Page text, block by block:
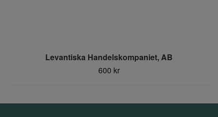
Levantiska Handelskompaniet, AB
600 kr